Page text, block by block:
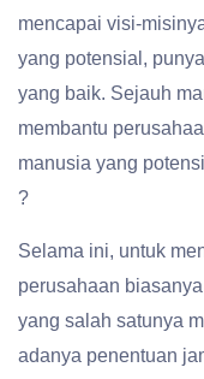
mencapai visi-
yang potensial,
yang baik. Sejauh
membantu
manusia yang
?
Selama ini, untuk
perusahaan
yang salah satunya
adanya penentuan